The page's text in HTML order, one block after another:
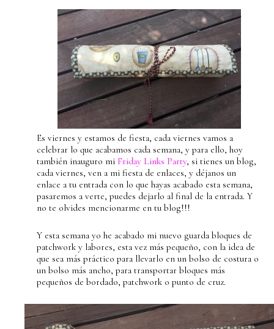
Es viernes y estamos de fiesta, cada viernes vamos a
celebrar lo que acabamos cada semana, y para ello, hoy
también inauguro mi Friday Links Party, si tienes un blog,
cada viernes, ven a mi fiesta de enlaces, y déjanos un
enlace a tu entrada con lo que hayas acabado esta semana,
pasaremos a verte, puedes dejarlo al final de la entrada. Y
no te olvides mencionarme en tu blog!!!
Y esta semana yo he acabado mi nuevo guarda bloques de
patchwork y labores, esta vez más pequeño, con la idea de
que sea más práctico para llevarlo en un bolso de costura o
un bolso más ancho, para transportar bloques más
pequeños de bordado, patchwork o punto de cruz.